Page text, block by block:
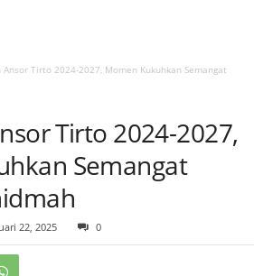
Ansor Tirto 2024-2027, Momen Kukuhkan Semangat
Tirto 2024-2027,
Semangat
22, 2025 0